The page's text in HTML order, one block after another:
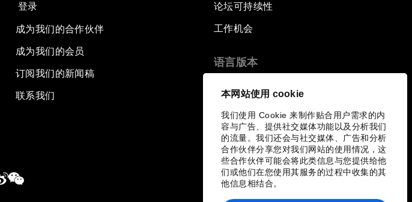
本网站使用 cookie
我们使用 Cookie 来制作贴合用户需求的内
容与广告、提供社交媒体功能以及分析我们
的流量。我们还会与社交媒体、广告和分析
合作伙伴分享您对我们网站的使用情况，这
些合作伙伴可能会将此类信息与您提供给他
们或他们在您使用其服务的过程中收集的其
他信息相结合。
登录
成为我们的合作伙伴
成为我们的会员
订阅我们的新闻稿
联系我们
论坛可持续性
工作机会
语言版本